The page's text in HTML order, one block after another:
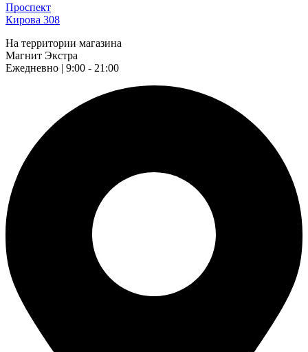
Проспект
Кирова 308
На территории магазина
Магнит Экстра
Ежедневно | 9:00 - 21:00